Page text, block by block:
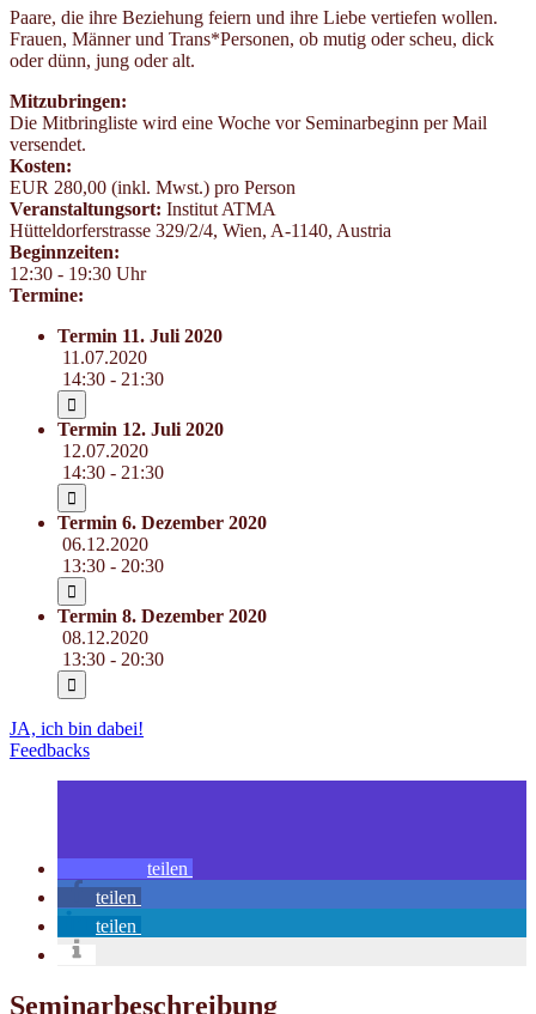
Paare, die ihre Beziehung feiern und ihre Liebe vertiefen wollen.
Frauen, Männer und Trans*Personen, ob mutig oder scheu, dick
oder dünn, jung oder alt.
Mitzubringen:
Die Mitbringliste wird eine Woche vor Seminarbeginn per Mail
versendet.
Kosten:
EUR 280,00 (inkl. Mwst.) pro Person
Veranstaltungsort: Institut ATMA
Hütteldorferstrasse 329/2/4, Wien, A-1140, Austria
Beginnzeiten:
12:30 - 19:30 Uhr
Termine:
Termin 11. Juli 2020
11.07.2020
14:30 - 21:30
Termin 12. Juli 2020
12.07.2020
14:30 - 21:30
Termin 6. Dezember 2020
06.12.2020
13:30 - 20:30
Termin 8. Dezember 2020
08.12.2020
13:30 - 20:30
JA, ich bin dabei!
Feedbacks
teilen
teilen
teilen
Seminarbeschreibung